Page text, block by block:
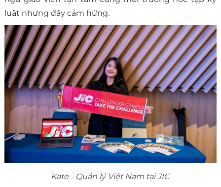
luật nhưng đầy cảm hứng.
Kate - Quản lý Việt Nam tại JIC